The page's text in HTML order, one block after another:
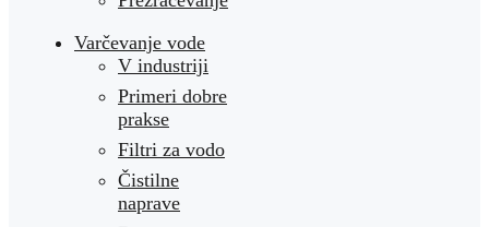
Varčevanje vode
V industriji
Primeri dobre
prakse
Filtri za vodo
Čistilne
naprave